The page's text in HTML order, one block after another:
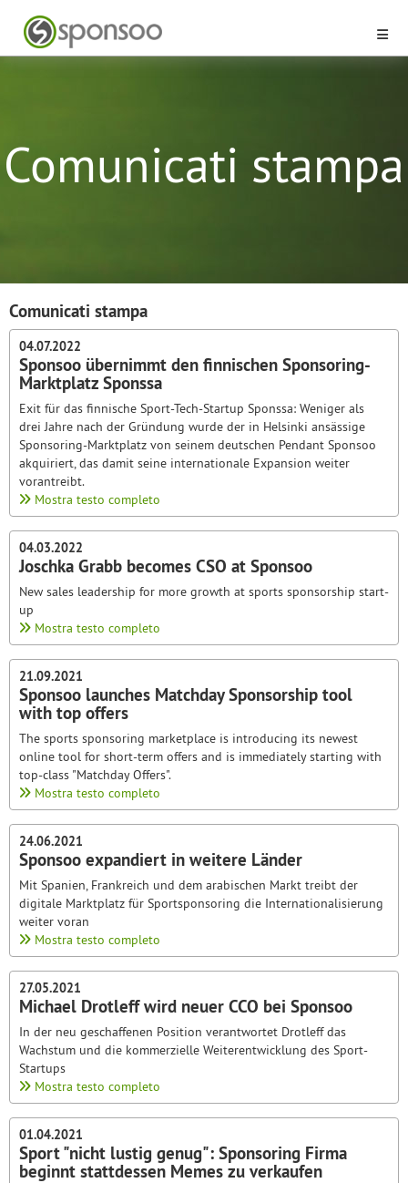
Comunicati stampa
Comunicati stampa
04.07.2022
Sponsoo übernimmt den finnischen Sponsoring-
Marktplatz Sponssa
Exit für das finnische Sport-Tech-Startup Sponssa: Weniger als
drei Jahre nach der Gründung wurde der in Helsinki ansässige
Sponsoring-Marktplatz von seinem deutschen Pendant Sponsoo
akquiriert, das damit seine internationale Expansion weiter
vorantreibt.
Mostra testo completo
04.03.2022
Joschka Grabb becomes CSO at Sponsoo
New sales leadership for more growth at sports sponsorship start-
up
Mostra testo completo
21.09.2021
Sponsoo launches Matchday Sponsorship tool
with top offers
The sports sponsoring marketplace is introducing its newest
online tool for short-term offers and is immediately starting with
top-class "Matchday Offers".
Mostra testo completo
24.06.2021
Sponsoo expandiert in weitere Länder
Mit Spanien, Frankreich und dem arabischen Markt treibt der
digitale Marktplatz für Sportsponsoring die Internationalisierung
weiter voran
Mostra testo completo
27.05.2021
Michael Drotleff wird neuer CCO bei Sponsoo
In der neu geschaffenen Position verantwortet Drotleff das
Wachstum und die kommerzielle Weiterentwicklung des Sport-
Startups
Mostra testo completo
01.04.2021
Sport "nicht lustig genug": Sponsoring Firma
beginnt stattdessen Memes zu verkaufen